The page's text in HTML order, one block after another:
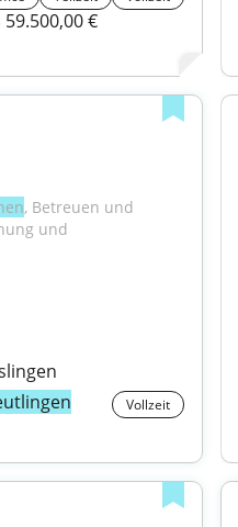
€
, Betreuen und
und
Vollzeit